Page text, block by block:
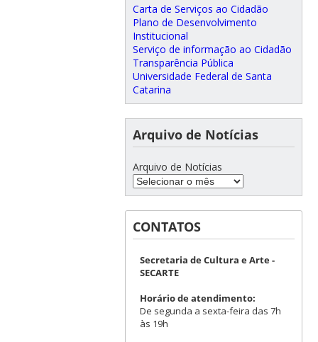
Carta de Serviços ao Cidadão
Plano de Desenvolvimento
Institucional
Serviço de informação ao Cidadão
Transparência Pública
Universidade Federal de Santa
Catarina
Arquivo de Notícias
Arquivo de Notícias
CONTATOS
Secretaria de Cultura e Arte -
SECARTE
Horário de atendimento:
De segunda a sexta-feira das 7h
às 19h